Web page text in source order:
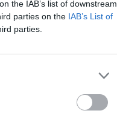
the IAB’s list of downstream
parties on the IAB’s List of
parties.